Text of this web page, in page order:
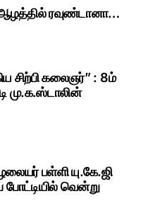
ஆழத்தில் ரவுண்டானா…
சிற்பி கலைஞர்” : 8ம்
மு.க.ஸ்டாலின்
பள்ளி யு.கே.ஜி
வென்று